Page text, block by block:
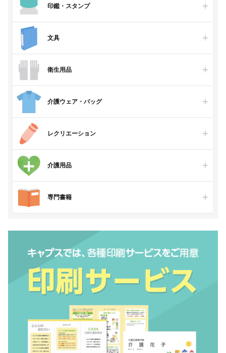
印鑑・スタンプ
文具
衛生用品
介護ウェア・バッグ
レクリエーション
介護用品
専門書籍